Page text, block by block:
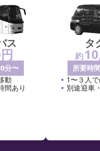
ス
分〜
動
間あり
タ
約
所要時
1〜３人
別途迎車